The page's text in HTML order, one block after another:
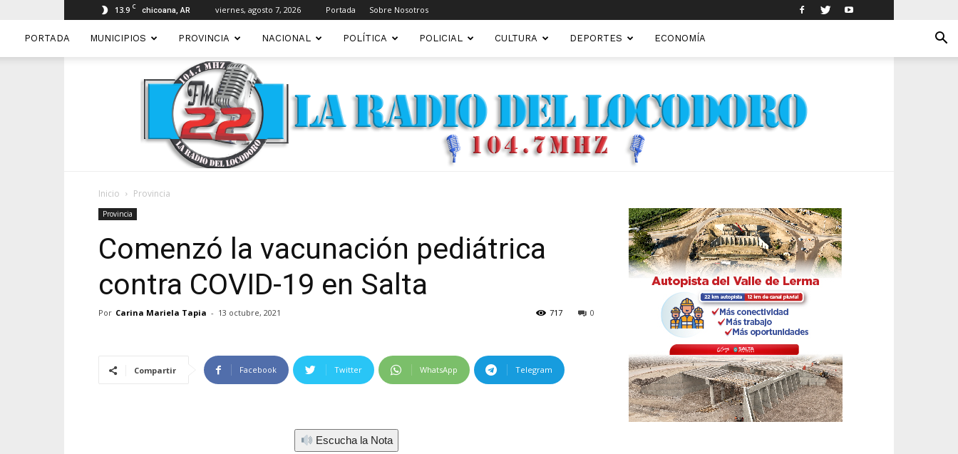
13.9 C chicoana, AR viernes, agosto 7, 2026 Portada Sobre Nosotros
PORTADA MUNICIPIOS PROVINCIA NACIONAL POLÍTICA POLICIAL CULTURA DEPORTES ECONOMÍA
Inicio Provincia
Provincia
Comenzó la vacunación pediátrica
contra COVID-19 en Salta
Por Carina Mariela Tapia - 13 octubre, 2021 0
717
Compartir Facebook Twitter WhatsApp Telegram
Escucha la Nota